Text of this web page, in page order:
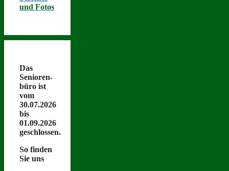
und Fotos
Das
Senioren­
büro ist
vom
30.07.2026
bis
01.09.2026
geschlossen.
So find­en
Sie uns